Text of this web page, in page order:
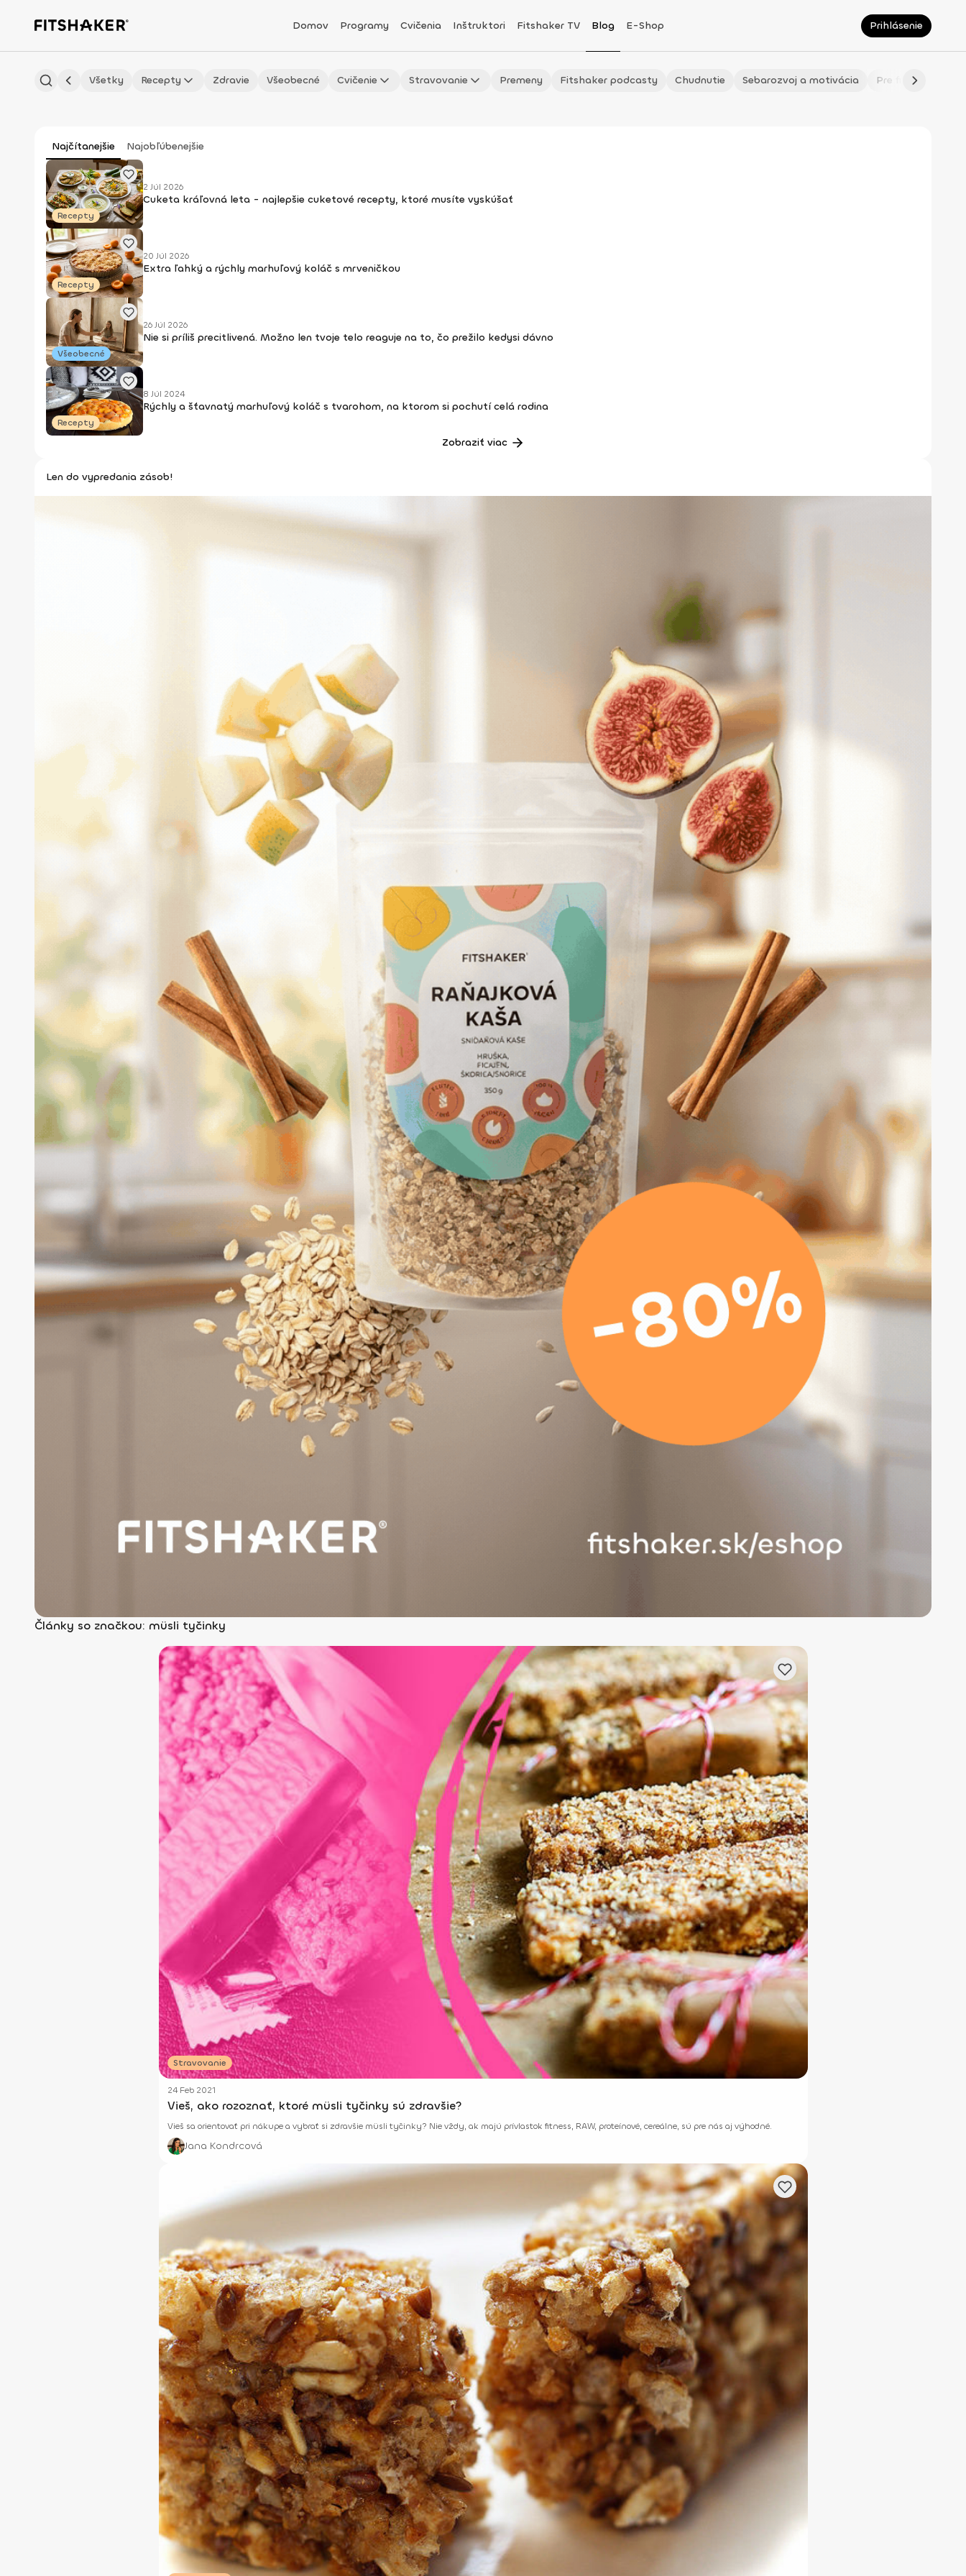
Domov Programy Cvičenia Inštruktori Fitshaker TV Blog E-Shop Prihlásenie
Všetky Recepty Zdravie Všeobecné Cvičenie Stravovanie Premeny Fitshaker podcasty Chudnutie Sebarozvoj a motivácia Pre fitmaminky
Najčítanejšie Najobľúbenejšie
Recepty
2 Júl 2026
Cuketa kráľovná leta - najlepšie cuketové recepty, ktoré musíte vyskúšať
Recepty
20 Júl 2026
Extra ľahký a rýchly marhuľový koláč s mrveničkou
Všeobecné
26 Júl 2026
Nie si príliš precitlivená. Možno len tvoje telo reaguje na to, čo prežilo kedysi dávno
Recepty
8 Júl 2024
Rýchly a šťavnatý marhuľový koláč s tvarohom, na ktorom si pochutí celá rodina
Zobraziť viac
Len do vypredania zásob!
Články so značkou: müsli tyčinky
Stravovanie
24 Feb 2021
Vieš, ako rozoznať, ktoré müsli tyčinky sú zdravšie?
Vieš sa orientovať pri nákupe a vybrať si zdravšie müsli tyčinky? Nie vždy, ak majú prívlastok fitness, RAW, proteínové, cereálne, sú pre nás aj výhodné.
Jana Kondrcová